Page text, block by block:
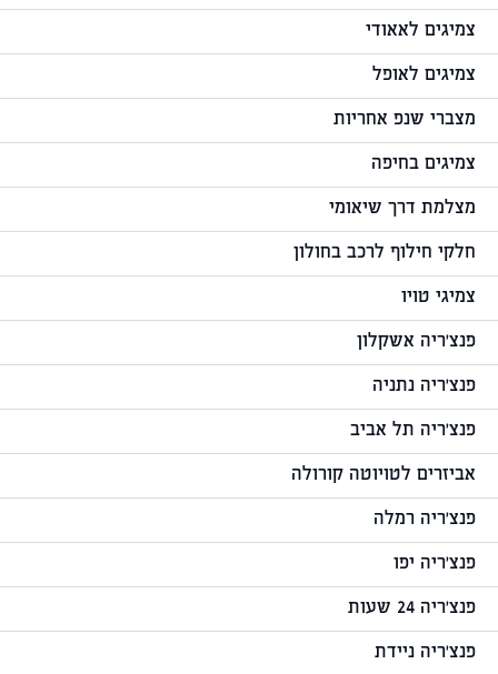
צמיגים לאאודי
צמיגים לאופל
מצברי שנפ אחריות
צמיגים בחיפה
מצלמת דרך שיאומי
חלקי חילוף לרכב בחולון
צמיגי טויו
פנצ'ריה אשקלון
פנצ'ריה נתניה
פנצ'ריה תל אביב
אביזרים לטויוטה קורולה
פנצ'ריה רמלה
פנצ'ריה יפו
פנצ'ריה 24 שעות
פנצ'ריה ניידת